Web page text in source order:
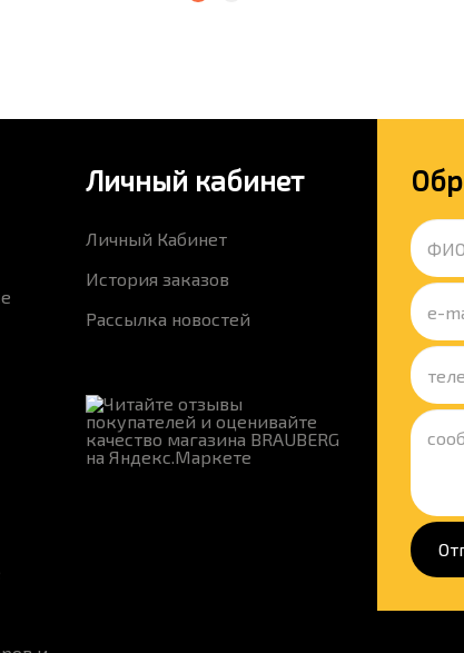
Личный кабинет
Личный Кабинет
История заказов
Рассылка новостей